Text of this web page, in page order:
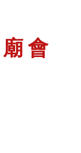
會